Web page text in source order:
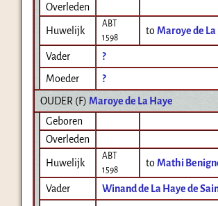
Overleden
Huwelijk
ABT
1598
toMaroye de La
Vader
?
Moeder
?
OUDER (F) Maroye de La Haye
Geboren
Overleden
Huwelijk
ABT
1598
toMathi
Vader
Winand de La Haye de